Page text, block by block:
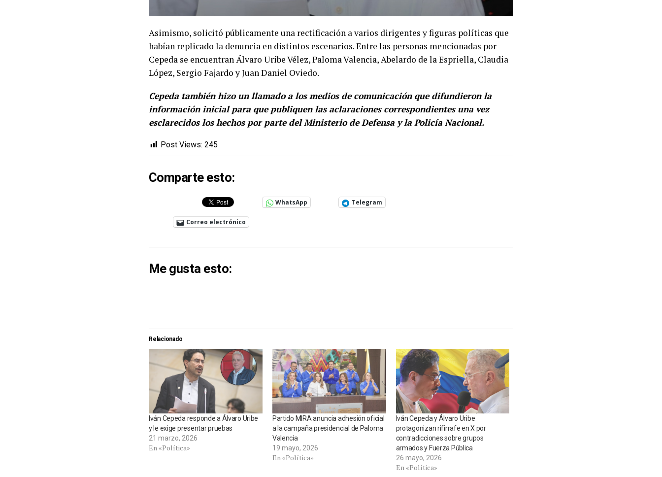
Asimismo, solicitó públicamente una rectificación a varios dirigentes y figuras políticas que
habían replicado la denuncia en distintos escenarios. Entre las personas mencionadas por
Cepeda se encuentranÁlvaro Uribe Vélez,Paloma Valencia,Abelardo de la Espriella, Claudia
López, Sergio FajardoyJuan Daniel Oviedo.
Cepeda también hizo un llamado a los medios de comunicación que difundieron la
información inicial para que publiquen las aclaraciones correspondientes una vez
esclarecidos los hechos por parte del Ministerio de Defensa y la Policía Nacional.
Post Views: 245
Comparte esto:
WhatsApp Telegram
Correo electrónico
Me gusta esto:
Relacionado
Iván Cepeda responde a Álvaro Uribe
y le exige presentar pruebas
21 marzo, 2026
En «Política»
Partido MIRA anuncia adhesión oficial
a la campaña presidencial de Paloma
Valencia
19 mayo, 2026
En «Política»
Iván Cepeda y Álvaro Uribe
protagonizan rifirrafe en X por
contradicciones sobre grupos
armados y Fuerza Pública
26 mayo, 2026
En «Política»